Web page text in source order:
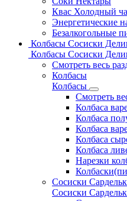
Квас Холодный
Энергетические
Безалкогольные
Колбасы Сосиски
Колбасы Сосиски
Смотреть весь
Колбасы
Колбасы
Смотреть
Колбаса
Колбаса
Колбаса
Колбаса
Колбаса
Нарезки
Сосиски
Сосиски